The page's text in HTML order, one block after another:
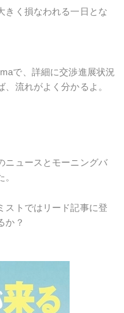
きく損なわれる一日とな
で、詳細に交渉進展状況
流れがよく分かるよ。
ニュースとモーニングバ
ストではリード記事に登
か？